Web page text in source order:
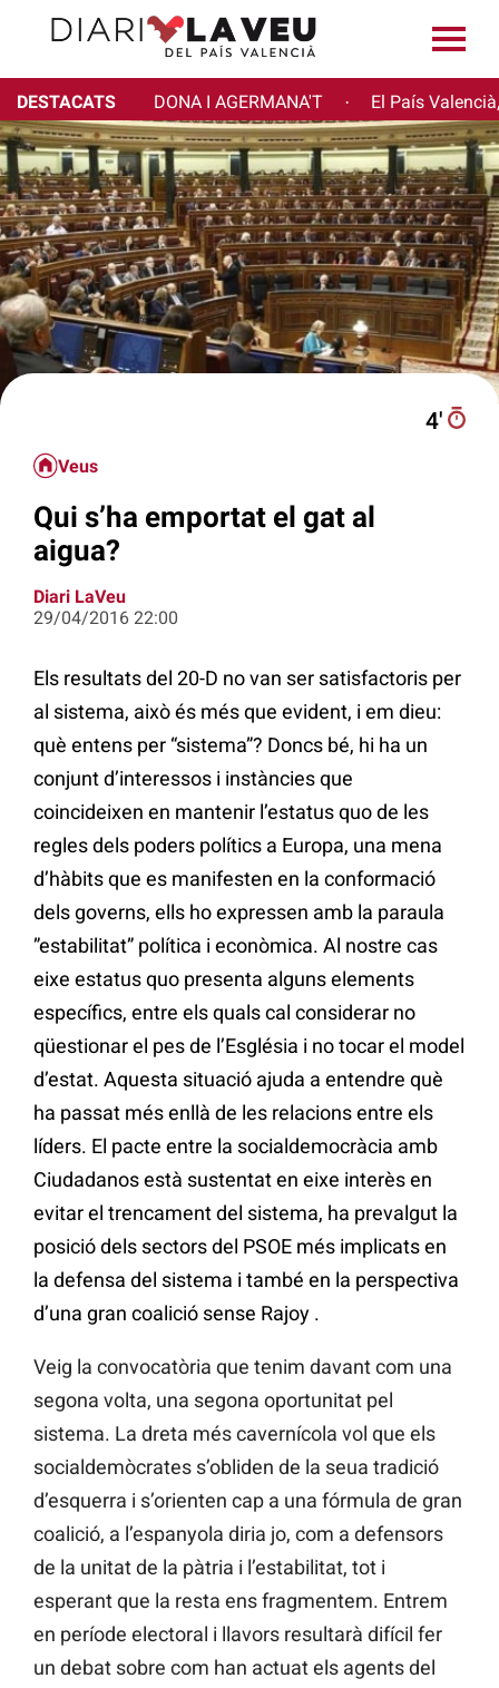
DESTACATS DONA I AGERMANA'T · El País
4′
Veus
Qui s’ha emportat el gat al
aigua?
Diari LaVeu
29/04/2016 22:00
Els resultats del 20-D no van ser satisfactoris per
al sistema, això és més que evident, i em dieu:
què entens per “sistema”? Doncs bé, hi ha un
conjunt d’interessos i instàncies que
coincideixen en mantenir l’estatus quo de les
regles dels poders polítics a Europa, una mena
d’hàbits que es manifesten en la conformació
dels governs, ells ho expressen amb la paraula
”estabilitat” política i econòmica. Al nostre cas
eixe estatus quo presenta alguns elements
específics, entre els quals cal considerar no
qüestionar el pes de l’Església i no tocar el model
d’estat. Aquesta situació ajuda a entendre què
ha passat més enllà de les relacions entre els
líders. El pacte entre la socialdemocràcia amb
Ciudadanos està sustentat en eixe interès en
evitar el trencament del sistema, ha prevalgut la
posició dels sectors del PSOE més implicats en
la defensa del sistema i també en la perspectiva
d’una gran coalició sense Rajoy .
Veig la convocatòria que tenim davant com una
segona volta, una segona oportunitat pel
sistema. La dreta més cavernícola vol que els
socialdemòcrates s’obliden de la seua tradició
d’esquerra i s’orienten cap a una fórmula de gran
coalició, a l’espanyola diria jo, com a defensors
de la unitat de la pàtria i l’estabilitat, tot i
esperant que la resta ens fragmentem. Entrem
en període electoral i llavors resultarà difícil fer
un debat sobre com han actuat els agents del